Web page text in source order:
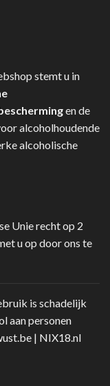
stemt u in
en de
alcoholhoudende
alcoholische
Unie recht op 2
u op door ons te
is schadelijk
aan personen
| NIX18.nl